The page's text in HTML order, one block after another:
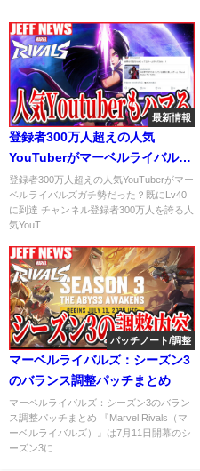
最新情報
登録者300万人超えの人気
YouTuberがマーベルライバルズ
ガチ勢だった？既にLv40に到達
登録者300万人超えの人気YouTuberがマー
ベルライバルズガチ勢だった？既にLv40
に到達 チャンネル登録者300万人を誇る人
気YouT...
パッチノート/調整
マーベルライバルズ：シーズン3
のバランス調整パッチまとめ
マーベルライバルズ：シーズン3のバラン
ス調整パッチまとめ 『Marvel Rivals（マ
ーベルライバルズ）』は7月11日開幕のシ
ーズン3に...